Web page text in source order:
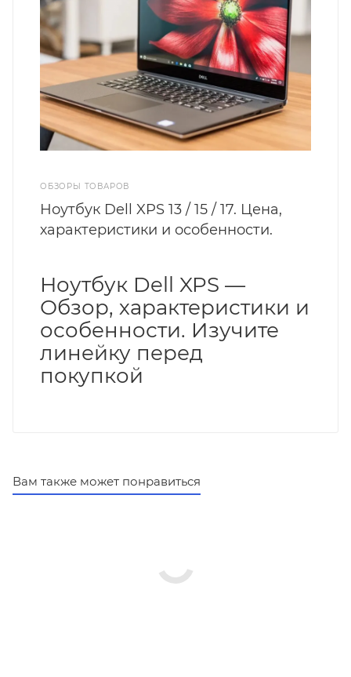
ОБЗОРЫ ТОВАРОВ
Ноутбук Dell XPS 13 / 15 / 17. Цена,
характеристики и особенности.
Ноутбук Dell XPS —
Обзор, характеристики и
особенности. Изучите
линейку перед
покупкой
Вам также может понравиться